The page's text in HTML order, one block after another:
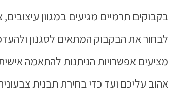
בקבוקים תרמיים מגיעים במגוון
לבחור את הבקבוק המתאים לסגנון
מציעים אפשרויות הניתנות להתאמה
אהוב עליכם ועד כדי בחירת תבנית